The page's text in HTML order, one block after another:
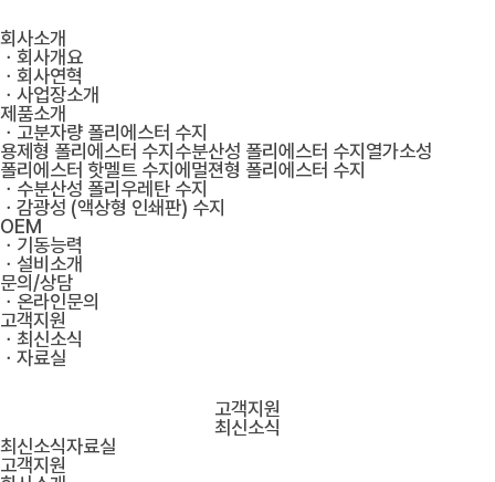
회사소개
ㆍ회사개요
ㆍ회사연혁
ㆍ사업장소개
제품소개
ㆍ고분자량 폴리에스터 수지
용제형 폴리에스터 수지 수분산성 폴리에스터 수지 열가소성
폴리에스터 핫멜트 수지 에멀젼형 폴리에스터 수지
ㆍ수분산성 폴리우레탄 수지
ㆍ감광성 (액상형 인쇄판) 수지
OEM
ㆍ기동능력
ㆍ설비소개
문의/상담
ㆍ온라인문의
고객지원
ㆍ최신소식
ㆍ자료실
고객지원
최신소식
최신소식자료실
고객지원